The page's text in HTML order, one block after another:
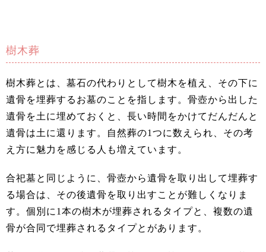
樹木葬
樹木葬とは、墓石の代わりとして樹木を植え、その下に
遺骨を埋葬するお墓のことを指します。骨壺から出した
遺骨を土に埋めておくと、長い時間をかけてだんだんと
遺骨は土に還ります。自然葬の1つに数えられ、その考
え方に魅力を感じる人も増えています。
合祀墓と同じように、骨壺から遺骨を取り出して埋葬す
る場合は、その後遺骨を取り出すことが難しくなりま
す。個別に1本の樹木が埋葬されるタイプと、複数の遺
骨が合同で埋葬されるタイプとがあります。